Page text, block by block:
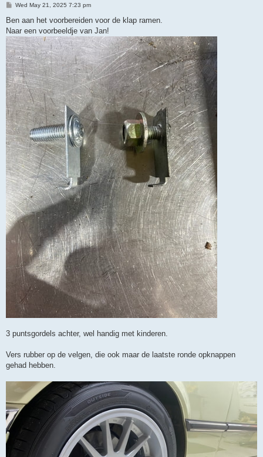
P
s
Wed May 21, 2025 7:23 pm
Ben aan het voorbereiden voor de klap ramen.
Naar een voorbeeldje van Jan!
3 puntsgordels achter, wel handig met kinderen.
Vers rubber op de velgen, die ook maar de laatste ronde opknappen
gehad hebben.